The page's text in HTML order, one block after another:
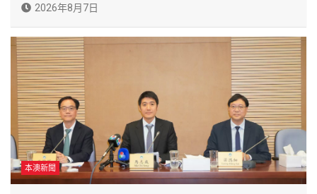
2026年8月7日
本澳新聞